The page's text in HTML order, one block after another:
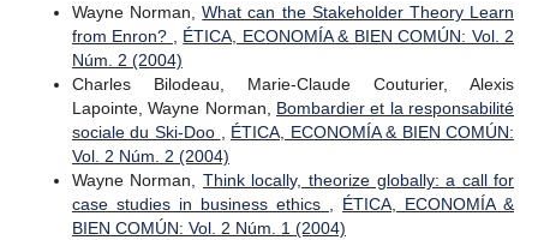
Wayne Norman,What can the Stakeholder Theory Learn
from Enron?
ÉTICA, ECONOMÍA & BIEN COMÚN: Vol. 2
Núm. 2 (2004)
Charles Bilodeau, Marie-Claude Couturier, Alexis
Lapointe, Wayne Norman, Bombardier et la responsabilité
sociale du Ski-Doo
ÉTICA, ECONOMÍA & BIEN COMÚN:
Vol. 2 Núm. 2 (2004)
Wayne Norman, Think locally, theorize globally: a call for
case studies in business ethics
ÉTICA, ECONOMÍA &
BIEN COMÚN: Vol. 2 Núm. 1 (2004)